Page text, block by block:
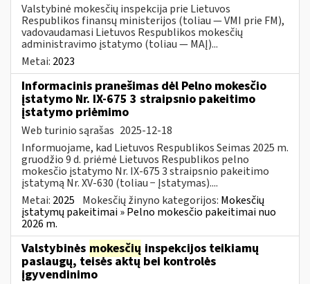
Valstybinė mokesčių inspekcija prie Lietuvos
Respublikos finansų ministerijos (toliau — VMI prie FM),
vadovaudamasi Lietuvos Respublikos mokesčių
administravimo įstatymo (toliau — MAĮ)...
Metai: 2023
Informacinis pranešimas dėl Pelno mokesčio
įstatymo Nr. IX-675 3 straipsnio pakeitimo
įstatymo priėmimo
Web turinio sąrašas 2025-12-18
Informuojame, kad Lietuvos Respublikos Seimas 2025 m.
gruodžio 9 d. priėmė Lietuvos Respublikos pelno
mokesčio įstatymo Nr. IX-675 3 straipsnio pakeitimo
įstatymą Nr. XV-630 (toliau − Įstatymas)....
Metai: 2025 Mokesčių žinyno kategorijos: Mokesčių
įstatymų pakeitimai » Pelno mokesčio pakeitimai nuo
2026 m.
Valstybinės mokesčių inspekcijos teikiamų
paslaugų, teisės aktų bei kontrolės
įgyvendinimo